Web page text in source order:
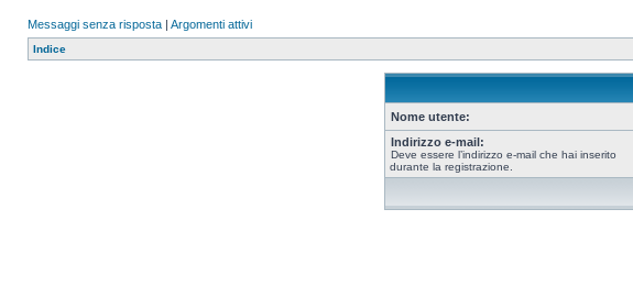
Messaggi senza risposta | Argomenti attivi
Indice
Nome utente:
Indirizzo e-mail:
Deve essere l’indirizzo e-mail che hai inserito
durante la registrazione.